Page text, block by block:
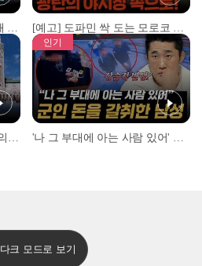
[예고] 덴마크 집에서 OO이 왜 나와...? 이상할 정도로 한국을 사랑하는 우리 형을 제보합니다! [예고] 도파민 싹 도는 모로코 야시장 투어!
인기
다크 모드로 보기